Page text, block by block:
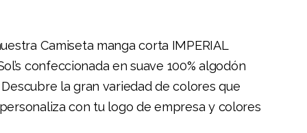
Camiseta manga corta IMPERIAL
confeccionada en suave 100% algodón
la gran variedad de colores que
con tu logo de empresa y colores